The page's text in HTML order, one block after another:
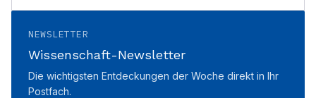
NEWSLETTER
Wissenschaft-Newsletter
Die wichtigsten Entdeckungen der Woche direkt in Ihr
Postfach.